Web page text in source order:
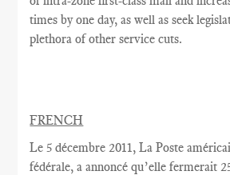
times by one day, as well as seek
plethora of other service cuts.
FRENCH
Le 5 décembre 2011, La Poste
fédérale, a annoncé qu’elle fermerait